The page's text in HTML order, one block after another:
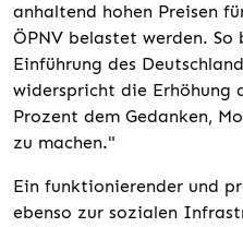
anhaltend hohen Preisen
ÖPNV belastet werden. So
Einführung des
widerspricht die Erhöhung
Prozent dem Gedanken,
zu machen."
Ein funktionierender und
ebenso zur sozialen